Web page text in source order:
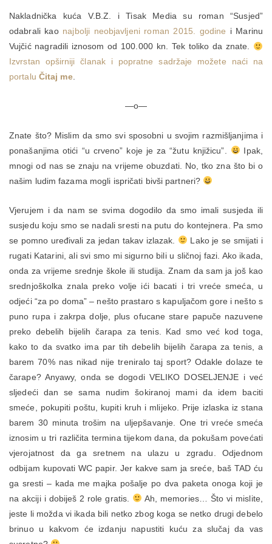
Nakladnička kuća V.B.Z. i Tisak Media su roman “Susjed”
odabrali kao najbolji neobjavljeni roman 2015. godine i Marinu
Vujčić nagradili iznosom od 100.000 kn. Tek toliko da znate.
Izvrstan opširniji članak i popratne sadržaje možete naći na
portalu Čitaj me.
—o—
Znate što? Mislim da smo svi sposobni u svojim razmišljanjima i
ponašanjima otići “u crveno” koje je za “žutu knjižicu”.
Ipak,
mnogi od nas se znaju na vrijeme obuzdati. No, tko zna što bi o
našim ludim fazama mogli ispričati bivši partneri?
Vjerujem i da nam se svima dogodilo da smo imali susjeda ili
susjedu koju smo se nadali sresti na putu do kontejnera. Pa smo
se pomno uređivali za jedan takav izlazak.
Lako je se smijati i
rugati Katarini, ali svi smo mi sigurno bili u sličnoj fazi. Ako ikada,
onda za vrijeme srednje škole ili studija. Znam da sam ja još kao
srednjoškolka znala preko volje ići bacati i tri vreće smeća, u
odjeći “za po doma” – nešto prastaro s kapuljačom gore i nešto s
puno rupa i zakrpa dolje, plus ofucane stare papuče nazuvene
preko debelih bijelih čarapa za tenis. Kad smo već kod toga,
kako to da svatko ima par tih debelih bijelih čarapa za tenis, a
barem 70% nas nikad nije treniralo taj sport? Odakle dolaze te
čarape? Anyawy, onda se dogodi VELIKO DOSELJENJE i već
sljedeći dan se sama nudim šokiranoj mami da idem baciti
smeće, pokupiti poštu, kupiti kruh i mlijeko. Prije izlaska iz stana
barem 30 minuta trošim na uljepšavanje. One tri vreće smeća
iznosim u tri različita termina tijekom dana, da pokušam povećati
vjerojatnost da ga sretnem na ulazu u zgradu. Odjednom
odbijam kupovati WC papir. Jer kakve sam ja sreće, baš TAD ću
ga sresti – kada me majka pošalje po dva paketa onoga koji je
na akciji i dobiješ 2 role gratis.
Ah, memories… Što vi mislite,
jeste li možda vi ikada bili netko zbog koga se netko drugi debelo
brinuo u kakvom će izdanju napustiti kuću za slučaj da vas